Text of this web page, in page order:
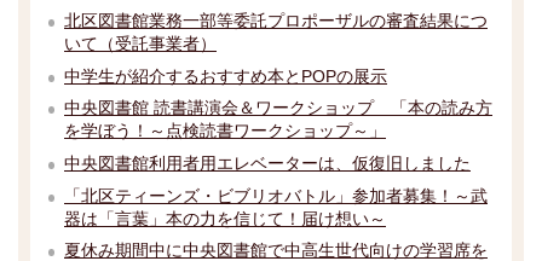
北区図書館業務一部等委託プロポーザルの審査結果につ
いて（受託事業者）
中学生が紹介するおすすめ本とPOPの展示
中央図書館 読書講演会＆ワークショップ 「本の読み方
を学ぼう！～点検読書ワークショップ～」
中央図書館利用者用エレベーターは、仮復旧しました
「北区ティーンズ・ビブリオバトル」参加者募集！～武
器は「言葉」本の力を信じて！届け想い～
夏休み期間中に中央図書館で中高生世代向けの学習席を